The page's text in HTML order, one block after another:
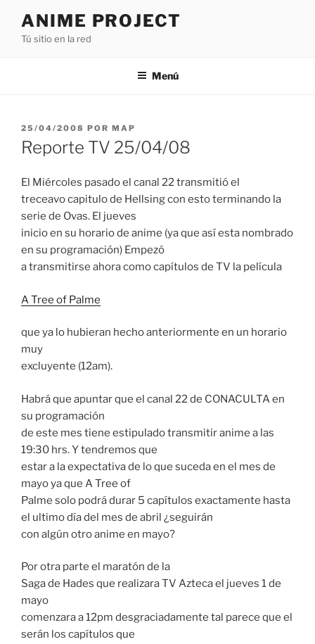
contenido
ANIME PROJECT
Tú sitio en la red
Menú
PUBLICADO
EL
25/04/2008 POR MAP
Reporte TV 25/04/08
El Miércoles pasado el canal 22 transmitió el
treceavo capitulo de Hellsing con esto terminando la
serie de Ovas. El jueves
inicio en su horario de anime (ya que así esta nombrado
en su programación) Empezó
a transmitirse ahora como capítulos de TV la película
A Tree of Palme
que ya lo hubieran hecho anteriormente en un horario
muy
excluyente (12am).
Habrá que apuntar que el canal 22 de CONACULTA en
su programación
de este mes tiene estipulado transmitir anime a las
19:30 hrs. Y tendremos que
estar a la expectativa de lo que suceda en el mes de
mayo ya que A Tree of
Palme solo podrá durar 5 capítulos exactamente hasta
el ultimo día del mes de abril ¿seguirán
con algún otro anime en mayo?
Por otra parte el maratón de la
Saga de Hades que realizara TV Azteca el jueves 1 de
mayo
comenzara a 12pm desgraciadamente tal parece que el
serán los capítulos que